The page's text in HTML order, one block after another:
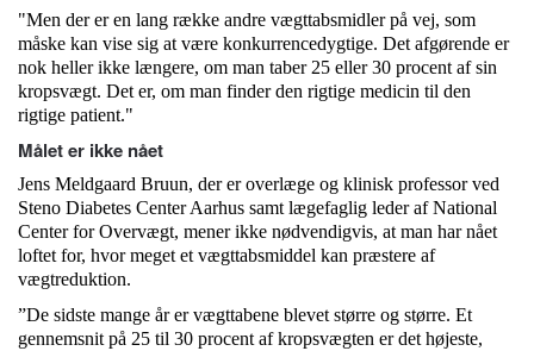
"Men der er en lang række andre vægttabsmidler på vej, som
måske kan vise sig at være konkurrencedygtige. Det afgørende er
nok heller ikke længere, om man taber 25 eller 30 procent af sin
kropsvægt. Det er, om man finder den rigtige medicin til den
rigtige patient."
Målet er ikke nået
Jens Meldgaard Bruun, der er overlæge og klinisk professor ved
Steno Diabetes Center Aarhus samt lægefaglig leder af National
Center for Overvægt, mener ikke nødvendigvis, at man har nået
loftet for, hvor meget et vægttabsmiddel kan præstere af
vægtreduktion.
”De sidste mange år er vægttabene blevet større og større. Et
gennemsnit på 25 til 30 procent af kropsvægten er det højeste,